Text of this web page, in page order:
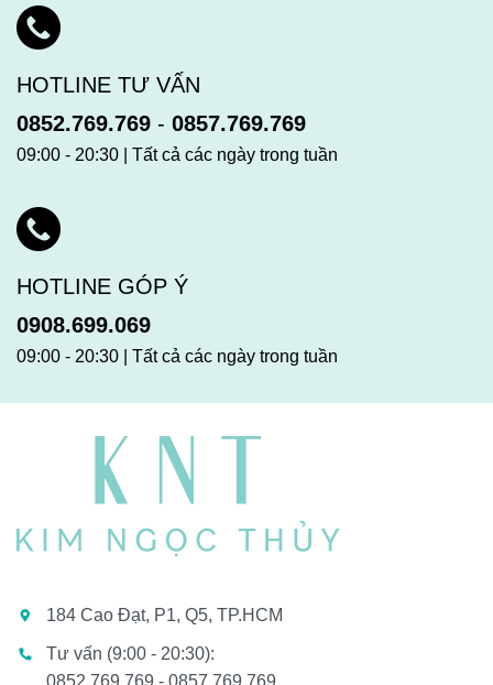
HOTLINE TƯ VẤN
0852.769.769 - 0857.769.769
09:00 - 20:30 | Tất cả các ngày trong tuần
HOTLINE GÓP Ý
0908.699.069
09:00 - 20:30 | Tất cả các ngày trong tuần
184 Cao Đạt, P1, Q5, TP.HCM
Tư vấn (9:00 - 20:30):
0852.769.769 - 0857.769.769